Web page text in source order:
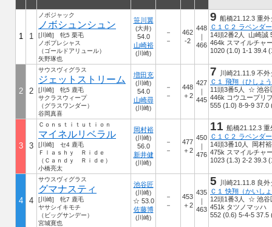
1 1
ノボジャック
ノボシュンシュン
[川崎] 牝5 栗毛
ノボプレシャス
（ゴールドアリュール）
矢野琢也
笹川翼
(大井)
54.0
山崎裕
(川崎)
－
－
462
-2
448
｜
466
9 船橋21.12.3 重外
14頭2番2人 山崎誠
464k スマイルチャ
1020 (1.0) 1-1 39.4
2 2
サウスヴィグラス
ジェットストリーム
[川崎] 牝5 鹿毛
サクラスウィープ
（グラスワンダー）
谷岡真喜
増田充
(川崎)
54.0
山崎尋
(川崎)
－
－
448
＋2
427
｜
445
7
川崎21.11.9 不外
Ｃ１ 飛翔（ひしょ
11頭3番5人 ☆ 池谷
446k コウユープリ
555 (1.0) 8-9-9 37.0
3 3
Ｃｏｎｓｔｉｔｕｔｉｏｎ
マイネルリベラル
[川崎] セ4 鹿毛
Ｆｌａｓｈｙ Ｒｉｄｅ
（Ｃａｎｄｙ Ｒｉｄｅ）
小橋亮太
岡村裕
(川崎)
56.0
新井健
(川崎)
－
－
477
＋2
450
｜
476
11 船橋21.12.3 重
14頭3番10人 岡村
475k スマイルチャ
1023 (1.3) 2-2 39.3
4 4
サウスヴィグラス
グマナスティ
[川崎] 牝7 鹿毛
ヤサシイキモチ
（ビッグサンデー）
宮城寛也
池谷匠
(川崎)
☆ 53.0
佐藤博
(川崎)
－
－
453
＋2
435
｜
463
5
川崎21.11.8 良外
Ｃ１ 快翔（かいし
12頭1番3人 ☆ 池谷
451k タツノマッハ
552 (0.6) 5-4-5 37.5